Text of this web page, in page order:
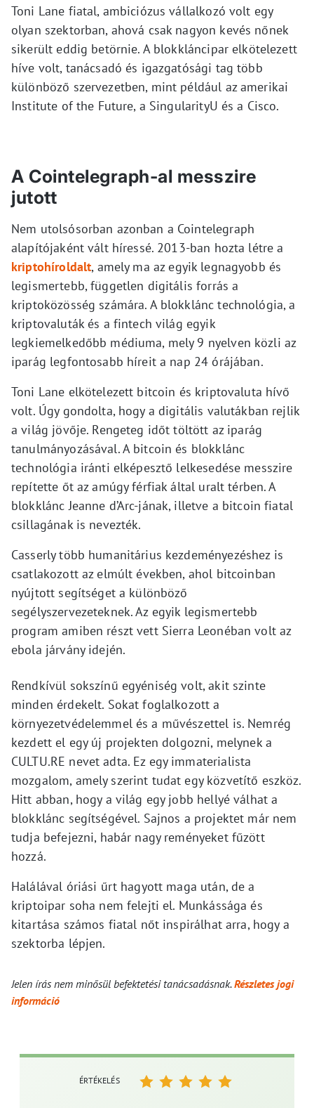
Toni Lane fiatal, ambiciózus vállalkozó volt egy
olyan szektorban, ahová csak nagyon kevés nőnek
sikerült eddig betörnie. A blokkláncipar elkötelezett
híve volt, tanácsadó és igazgatósági tag több
különböző szervezetben, mint például az amerikai
Institute of the Future, a SingularityU és a Cisco.
A Cointelegraph-al messzire
jutott
Nem utolsósorban azonban a Cointelegraph
alapítójaként vált híressé. 2013-ban hozta létre a
kriptohíroldalt, amely ma az egyik legnagyobb és
legismertebb, független digitális forrás a
kriptoközösség számára. A blokklánc technológia, a
kriptovaluták és a fintech világ egyik
legkiemelkedőbb médiuma, mely 9 nyelven közli az
iparág legfontosabb híreit a nap 24 órájában.
Toni Lane elkötelezett bitcoin és kriptovaluta hívő
volt. Úgy gondolta, hogy a digitális valutákban rejlik
a világ jövője. Rengeteg időt töltött az iparág
tanulmányozásával. A bitcoin és blokklánc
technológia iránti elképesztő lelkesedése messzire
repítette őt az amúgy férfiak által uralt térben. A
blokklánc Jeanne d’Arc-jának, illetve a bitcoin fiatal
csillagának is nevezték.
Casserly több humanitárius kezdeményezéshez is
csatlakozott az elmúlt években, ahol bitcoinban
nyújtott segítséget a különböző
segélyszervezeteknek. Az egyik legismertebb
program amiben részt vett Sierra Leonéban volt az
ebola járvány idején.
Rendkívül sokszínű egyéniség volt, akit szinte
minden érdekelt. Sokat foglalkozott a
környezetvédelemmel és a művészettel is. Nemrég
kezdett el egy új projekten dolgozni, melynek a
CULTU.RE nevet adta. Ez egy immaterialista
mozgalom, amely szerint tudat egy közvetítő eszköz.
Hitt abban, hogy a világ egy jobb hellyé válhat a
blokklánc segítségével. Sajnos a projektet már nem
tudja befejezni, habár nagy reményeket fűzött
hozzá.
Halálával óriási űrt hagyott maga után, de a
kriptoipar soha nem felejti el. Munkássága és
kitartása számos fiatal nőt inspirálhat arra, hogy a
szektorba lépjen.
Jelen írás nem minősül befektetési tanácsadásnak.Részletes jogi
információ
ÉRTÉKELÉS